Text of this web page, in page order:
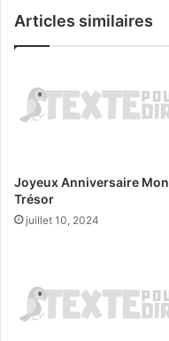
Articles similaires
Joyeux Anniversaire Mon
Trésor
juillet 10, 2024